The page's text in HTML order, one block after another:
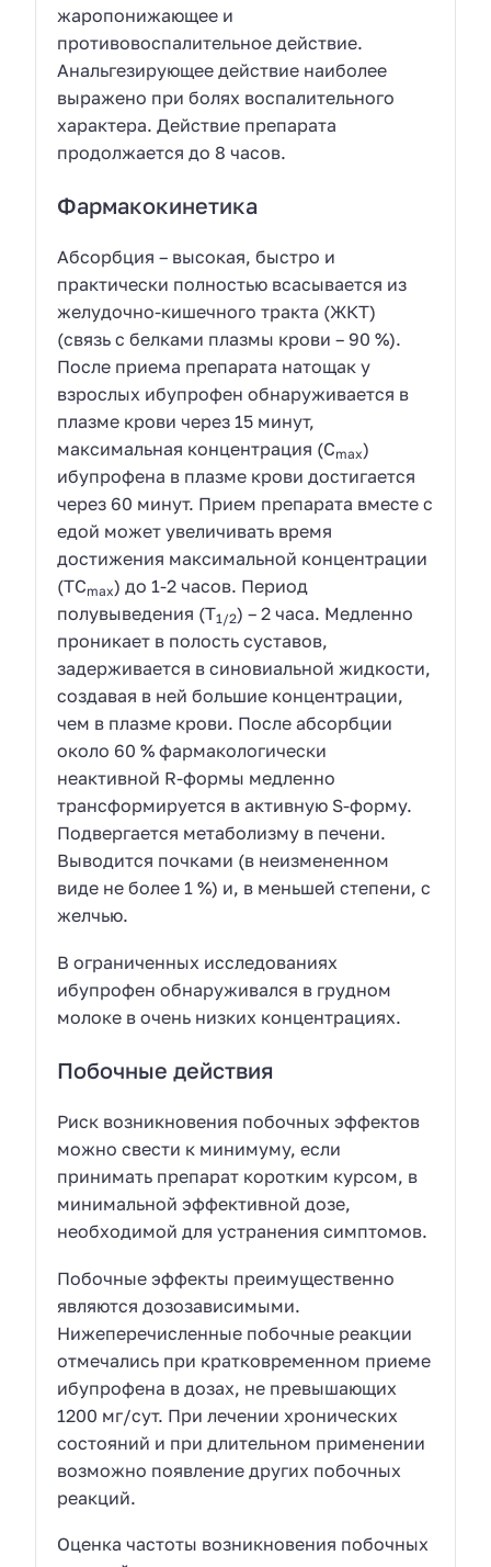
жаропонижающее и
противовоспалительное действие.
Анальгезирующее действие наиболее
выражено при болях воспалительного
характера. Действие препарата
продолжается до 8 часов.
Фармакокинетика
Абсорбция – высокая, быстро и
практически полностью всасывается из
желудочно-кишечного тракта (ЖКТ)
(связь с белками плазмы крови – 90 %).
После приема препарата натощак у
взрослых ибупрофен обнаруживается в
плазме крови через 15 минут,
максимальная концентрация (Сmax)
ибупрофена в плазме крови достигается
через 60 минут. Прием препарата вместе с
едой может увеличивать время
достижения максимальной концентрации
(ТСmax) до 1-2 часов. Период
полувыведения (Т1/2) – 2 часа. Медленно
проникает в полость суставов,
задерживается в синовиальной жидкости,
создавая в ней большие концентрации,
чем в плазме крови. После абсорбции
около 60 % фармакологически
неактивной R-формы медленно
трансформируется в активную S-форму.
Подвергается метаболизму в печени.
Выводится почками (в неизмененном
виде не более 1 %) и, в меньшей степени, с
желчью.
В ограниченных исследованиях
ибупрофен обнаруживался в грудном
молоке в очень низких концентрациях.
Побочные действия
Риск возникновения побочных эффектов
можно свести к минимуму, если
принимать препарат коротким курсом, в
минимальной эффективной дозе,
необходимой для устранения симптомов.
Побочные эффекты преимущественно
являются дозозависимыми.
Нижеперечисленные побочные реакции
отмечались при кратковременном приеме
ибупрофена в дозах, не превышающих
1200 мг/сут. При лечении хронических
состояний и при длительном применении
возможно появление других побочных
реакций.
Оценка частоты возникновения побочных